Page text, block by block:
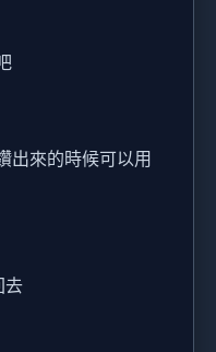
出來的時候可以用
去